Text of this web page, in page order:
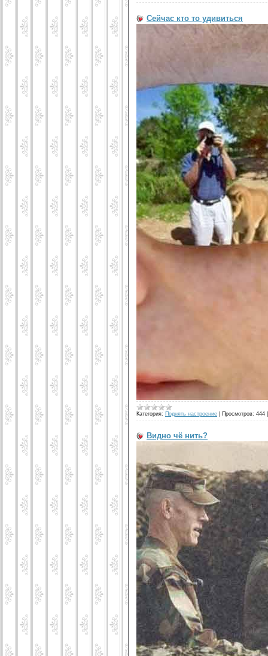
Сейчас кто то удивиться
Категория: Поднять настроение Просмотров: 444
Видно чё нить?